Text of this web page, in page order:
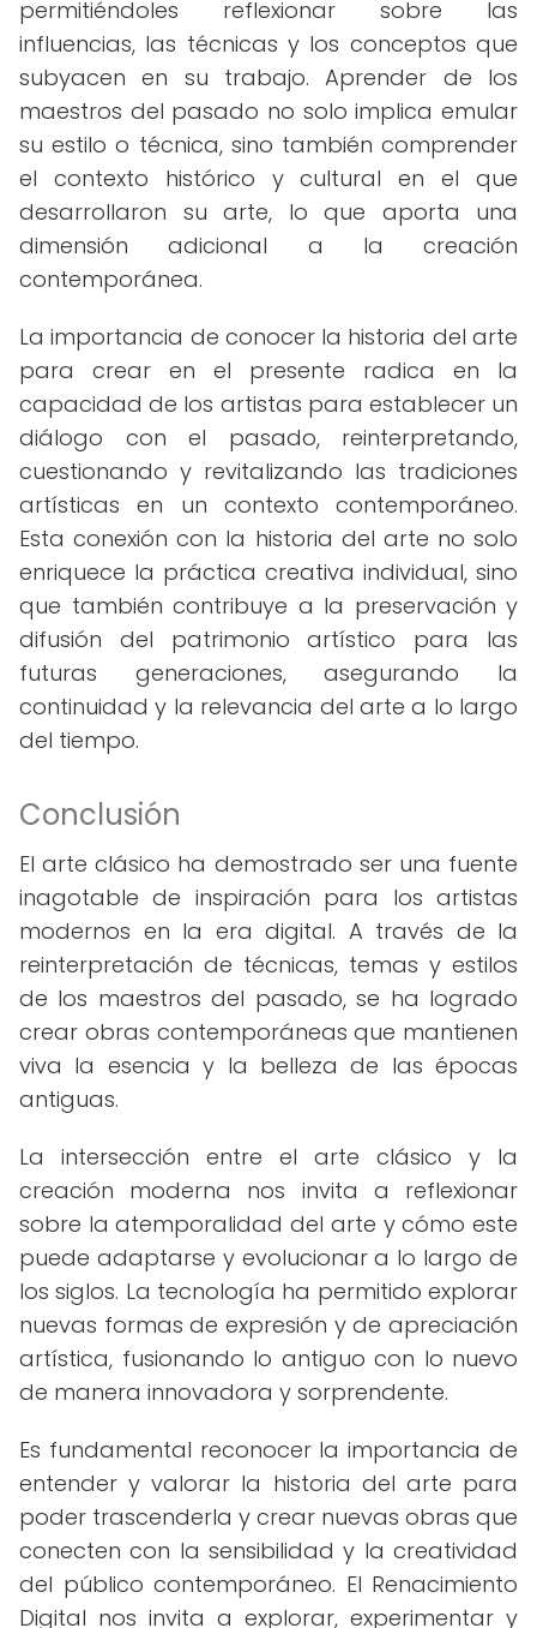
permitiéndoles reflexionar sobre las
influencias, las técnicas y los conceptos que
subyacen en su trabajo. Aprender de los
maestros del pasado no solo implica emular
su estilo o técnica, sino también comprender
el contexto histórico y cultural en el que
desarrollaron su arte, lo que aporta una
dimensión adicional a la creación
contemporánea.
La importancia de conocer la historia del arte
para crear en el presente radica en la
capacidad de los artistas para establecer un
diálogo con el pasado, reinterpretando,
cuestionando y revitalizando las tradiciones
artísticas en un contexto contemporáneo.
Esta conexión con la historia del arte no solo
enriquece la práctica creativa individual, sino
que también contribuye a la preservación y
difusión del patrimonio artístico para las
futuras generaciones, asegurando la
continuidad y la relevancia del arte a lo largo
del tiempo.
Conclusión
El arte clásico ha demostrado ser una fuente
inagotable de inspiración para los artistas
modernos en la era digital. A través de la
reinterpretación de técnicas, temas y estilos
de los maestros del pasado, se ha logrado
crear obras contemporáneas que mantienen
viva la esencia y la belleza de las épocas
antiguas.
La intersección entre el arte clásico y la
creación moderna nos invita a reflexionar
sobre la atemporalidad del arte y cómo este
puede adaptarse y evolucionar a lo largo de
los siglos. La tecnología ha permitido explorar
nuevas formas de expresión y de apreciación
artística, fusionando lo antiguo con lo nuevo
de manera innovadora y sorprendente.
Es fundamental reconocer la importancia de
entender y valorar la historia del arte para
poder trascenderla y crear nuevas obras que
conecten con la sensibilidad y la creatividad
del público contemporáneo. El Renacimiento
Digital nos invita a explorar, experimentar y